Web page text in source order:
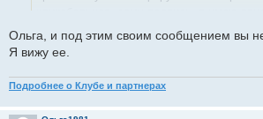
на другом профиле, все отражается, а в
ее вижу только когда открываю
Ольга, и под этим своим сообщением вы
Я вижу ее.
Подробнее о Клубе и партнерах